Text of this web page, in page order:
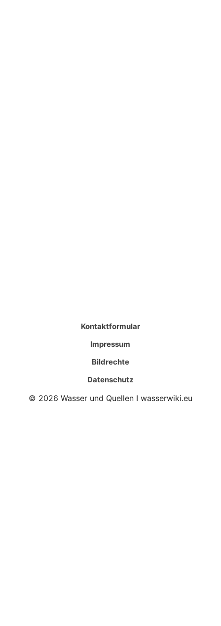
Kontaktformular
Impressum
Bildrechte
Datenschutz
© 2026 Wasser und Quellen I wasserwiki.eu